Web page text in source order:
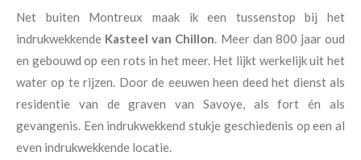
Net buiten Montreux maak ik een tussenstop bij het
indrukwekkende Kasteel van Chillon. Meer dan 800 jaar oud
en gebouwd op een rots in het meer. Het lijkt werkelijk uit het
water op te rijzen. Door de eeuwen heen deed het dienst als
residentie van de graven van Savoye, als fort én als
gevangenis. Een indrukwekkend stukje geschiedenis op een al
even indrukwekkende locatie.